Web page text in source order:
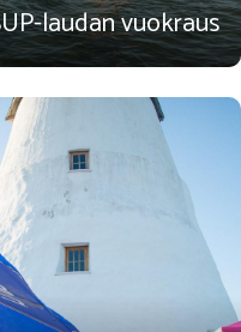
laudan vuokraus